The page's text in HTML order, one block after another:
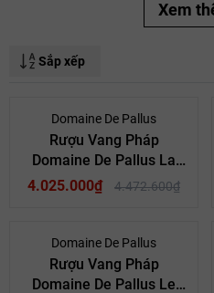
Điều kiện:
Xem
Sắp xếp
- 10%
Domaine De Pallus
Rượu Vang Pháp
Domaine De Pallus La
Rougerie
4.025.000₫ 4.472.600₫
- 10%
Domaine De Pallus
Rượu Vang Pháp
Domaine De Pallus Le